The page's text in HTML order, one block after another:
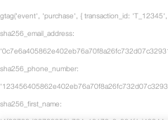
gtag('event', 'purchase', { transaction_id:
sha256_email_address:
sha256_phone_number:
sha256_first_name: